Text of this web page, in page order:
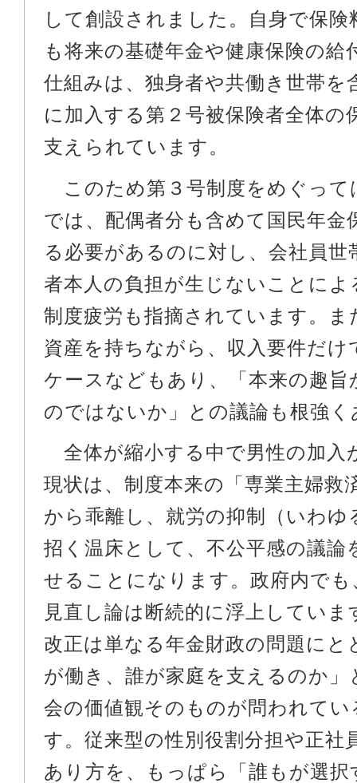
して創設されました。自身で保
も将来の基礎年金や健康保険の給
仕組みは、独身者や共働き世帯を
に加入する第２号被保険者全体の
支えられています。
このため第３号制度をめぐって
では、配偶者分も含めて国民年金
る必要があるのに対し、会社員世
者本人の負担が生じないことによ
制度疲労も指摘されています。ま
資産を持ちながら、収入要件だけ
ケースなどもあり、「本来の趣
のではないか」との議論も根強
全体が縮小する中で男性の加入
現状は、制度本来の「専業主婦救
から乖離し、就労の抑制（いわゆ
招く温床として、不公平感の議論
せることになります。政府内でも
見直し論は断続的に浮上していま
改正は単なる年金財政の問題にと
が働き、誰が家庭を支えるのか」
会の価値観そのものが問われて
す。従来型の性別役割分担や正社
あり方を、もっぱら「誰もが選択